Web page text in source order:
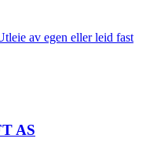
av egen eller leid fast
AS